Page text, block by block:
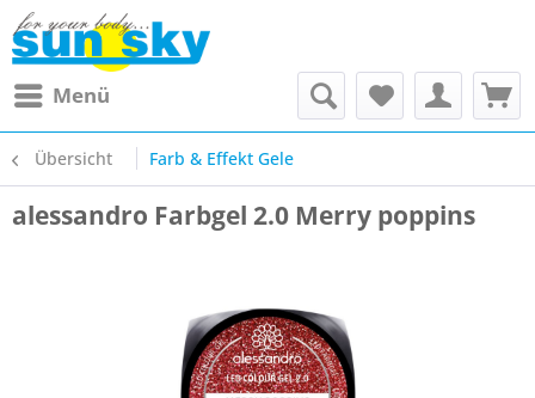
Menü
Übersicht Farb & Effekt Gele
alessandro Farbgel 2.0 Merry poppins